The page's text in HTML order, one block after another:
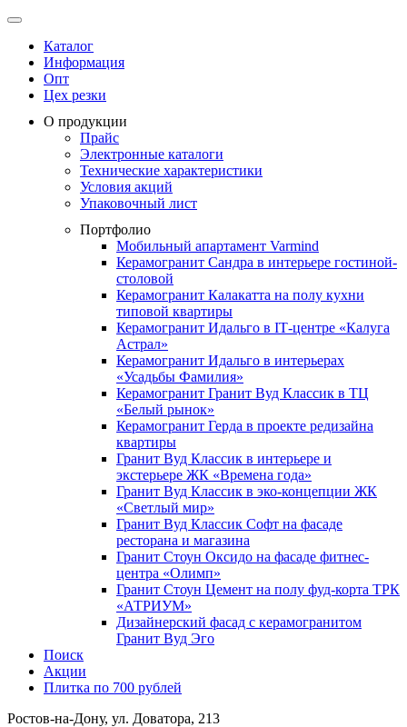
Каталог
Информация
Опт
Цех резки
О продукции
Прайс
Электронные каталоги
Технические характеристики
Условия акций
Упаковочный лист
Портфолио
Мобильный апартамент Varmind
Керамогранит Сандра в интерьере гостиной-
столовой
Керамогранит Калакатта на полу кухни
типовой квартиры
Керамогранит Идальго в IТ-центре «Калуга
Астрал»
Керамогранит Идальго в интерьерах
«Усадьбы Фамилия»
Керамогранит Гранит Вуд Классик в ТЦ
«Белый рынок»
Керамогранит Герда в проекте редизайна
квартиры
Гранит Вуд Классик в интерьере и
экстерьере ЖК «Времена года»
Гранит Вуд Классик в эко-концепции ЖК
«Светлый мир»
Гранит Вуд Классик Софт на фасаде
ресторана и магазина
Гранит Стоун Оксидо на фасаде фитнес-
центра «Олимп»
Гранит Стоун Цемент на полу фуд-корта ТРК
«АТРИУМ»
Дизайнер­ский фасад с керамогранитом
Гранит Вуд Эго
Поиск
Акции
Плитка по 700 рублей
Ростов-на-Дону, ул. Доватора, 213